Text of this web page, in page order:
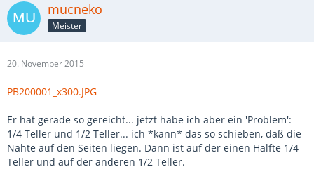
mucneko
Meister
20. November 2015
PB200001_x300.JPG
Er hat gerade so gereicht... jetzt habe ich aber ein 'Problem':
1/4 Teller und 1/2 Teller... ich *kann* das so schieben, daß die
Nähte auf den Seiten liegen. Dann ist auf der einen Hälfte 1/4
Teller und auf der anderen 1/2 Teller.